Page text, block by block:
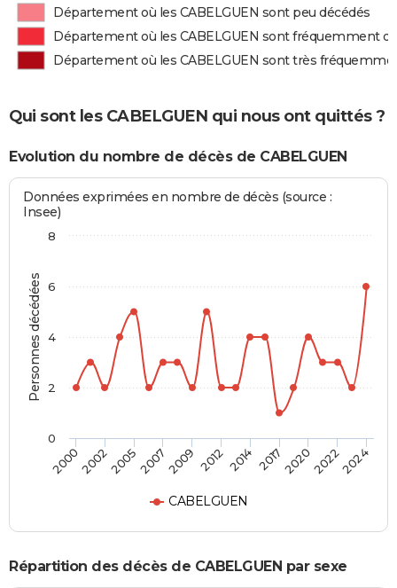
Département où les CABELGUEN sont peu décédés
Département où les CABELGUEN sont fréquemment
Département où les CABELGUEN sont très
Qui sont les CABELGUEN qui nous ont quittés ?
Evolution du nombre de décès de CABELGUEN
Personnes décédées
Données exprimées en nombre de décès (source :
Insee)
CABELGUEN
20002002200520072009 2012 2014 2017202020222024
0
2
4
6
8
Répartition des décès de CABELGUEN par sexe